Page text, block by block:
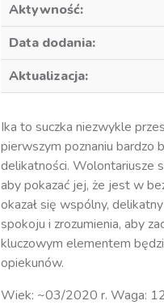
Aktywność:
Data dodania:
Aktualizacja:
Ika to suczka niezwykle
pierwszym poznaniu bardzo
delikatności. Wolontariusze
aby pokazać jej, że jest w
okazał się wspólny,
spokoju i zrozumienia, aby
kluczowym elementem
opiekunów.
Wiek: ~03/2020 r. Waga: 12